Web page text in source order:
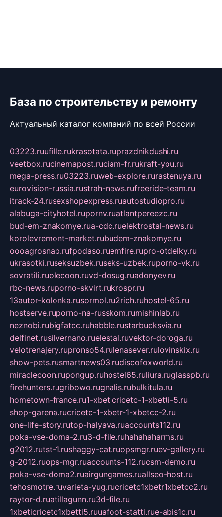
База по строительству и ремонту
Актуальный каталог компаний по всей России
03223.ruufille.rukrasotata.ruprazdnikdushi.ru
veetbox.rucinemapost.ruciam-fr.rukraft-you.ru
mega-press.ru03223.ruweb-explore.rurastenuya.ru
eurovision-russia.rustrah-news.rufreeride-team.ru
itrack-24.rusexshopexpress.ruautostudiopro.ru
alabuga-cityhotel.rupornv.ruatlantpereezd.ru
bud-em-znakomye.rua-cdc.ruelektrostal-news.ru
korolevremont-market.rubudem-znakomye.ru
oooagrosnab.rufpodaso.ruemfire.rupro-otdelky.ru
ukrasotki.ruseksuzbek.ruseks-uzbek.ruporno-vk.ru
sovratili.ruolecoon.ruvd-dosug.ruadonyev.ru
rbc-news.ruporno-skvirt.rukrospr.ru
13autor-kolonka.rusormol.ru2rich.ruhostel-65.ru
hostserve.ruporno-na-russkom.rumishinlab.ru
neznobi.rubigfatcc.ruhabble.rustarbucksvia.ru
delfinet.rusilvernano.ruelestal.ruvektor-doroga.ru
velotrenajery.rupronso54.rulenasever.rulovinskix.ru
show-pets.rusmartnews03.rudiscofoxworld.ru
miraclecoon.rupongup.ruhostel65.ruliura.ruglasspb.ru
firehunters.rugribowo.rugnalis.rubulkitula.ru
hometown-france.ru1-xbeticricetc-1-xbetti-5.ru
shop-garena.rucricetc-1-xbetr-1-xbetcc-2.ru
one-life-story.rutop-halyava.ruaccounts112.ru
poka-vse-doma-2.ru3-d-file.ruhahahaharms.ru
g2012.rutst-1.rushaggy-cat.ruopsmgr.ruev-gallery.ru
g-2012.ruops-mgr.ruaccounts-112.rucsm-demo.ru
poka-vse-doma2.ruairgungames.ruallseo-host.ru
tehosmotre.ruvarieta-yug.rucricetc1xbetr1xbetcc2.ru
raytor-d.ruatillagunn.ru3d-file.ru
1xbeticricetc1xbetti5.ruuafoot-statti.rue-abis1c.ru